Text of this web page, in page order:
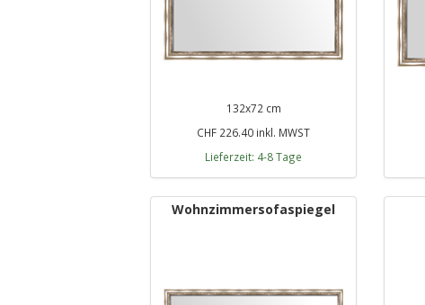
132x72 cm
CHF 226.40 inkl. MWST
Lieferzeit: 4-8 Tage
Wohnzimmersofaspiegel